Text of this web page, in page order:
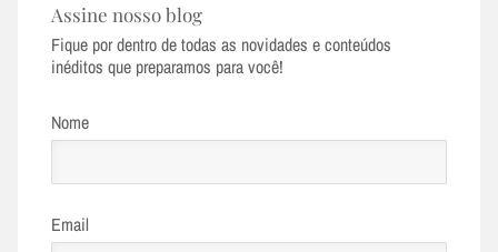
Assine nosso blog
Fique por dentro de todas as novidades e conteúdos
inéditos que preparamos para você!
Nome
Email